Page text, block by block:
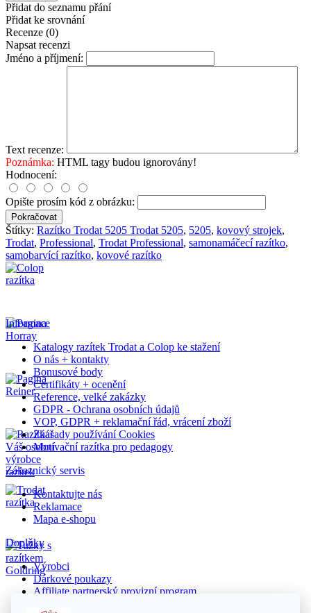
Přidat do seznamu přání
Přidat ke srovnání
Recenze (0)
Napsat recenzi
Jméno a příjmení:
Text recenze:
Poznámka: HTML tagy budou ignorovány!
Hodnocení:
Opište prosím kód z obrázku:
Pokračovat
Štítky: Razítko Trodat 5205 Trodat 5205, 5205, kovový strojek,
Trodat, Professional, Trodat Professional, samonamáčecí razítko,
samobarvící razítko, kovové razítko
Informace
Katalogy razítek Trodat a Colop ke stažení
O nás + kontakty
Bonusové body
Certifikáty + ocenění
Reference, velké zakázky
GDPR - Ochrana osobních údajů
VOP, GDPR + reklamační řád, vrácení zboží
Záasady používání Cookies
Motivační razítka pro pedagogy
Zákaznický servis
Kontaktujte nás
Reklamace
Mapa e-shopu
Doplňky
Výrobci
Dárkové poukazy
Affiliate partnerský provizní program